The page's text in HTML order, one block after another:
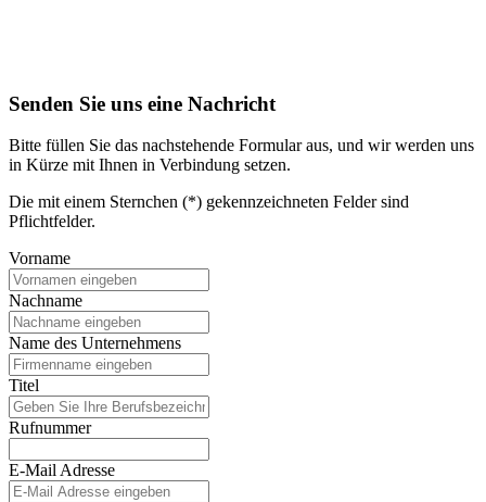
Senden Sie uns eine Nachricht
Bitte füllen Sie das nachstehende Formular aus, und wir werden uns
in Kürze mit Ihnen in Verbindung setzen.
Die mit einem Sternchen (*) gekennzeichneten Felder sind
Pflichtfelder.
Vorname
Nachname
Name des Unternehmens
Titel
Rufnummer
E-Mail Adresse